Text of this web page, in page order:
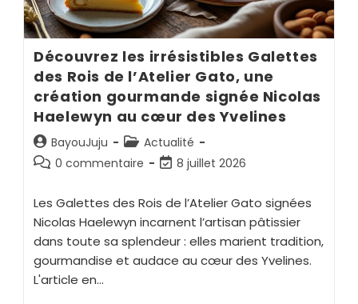
Découvrez les irrésistibles Galettes
des Rois de l’Atelier Gato, une
création gourmande signée Nicolas
Haelewyn au cœur des Yvelines
BayouJuju
Actualité
0 commentaire
8 juillet 2026
Les Galettes des Rois de l’Atelier Gato signées
Nicolas Haelewyn incarnent l’artisan pâtissier
dans toute sa splendeur : elles marient tradition,
gourmandise et audace au cœur des Yvelines.
L'article en…